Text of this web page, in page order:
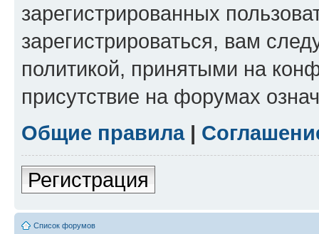
зарегистрированных
зарегистрироваться, вам
политикой, принятыми на
присутствие на форумах
Общие правила|
Регистрация
Список форумов